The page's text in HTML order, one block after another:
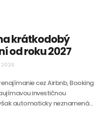
krátkodobý
od roku 2027
2026
cez Airbnb, Booking
investičnou
automaticky neznamená...